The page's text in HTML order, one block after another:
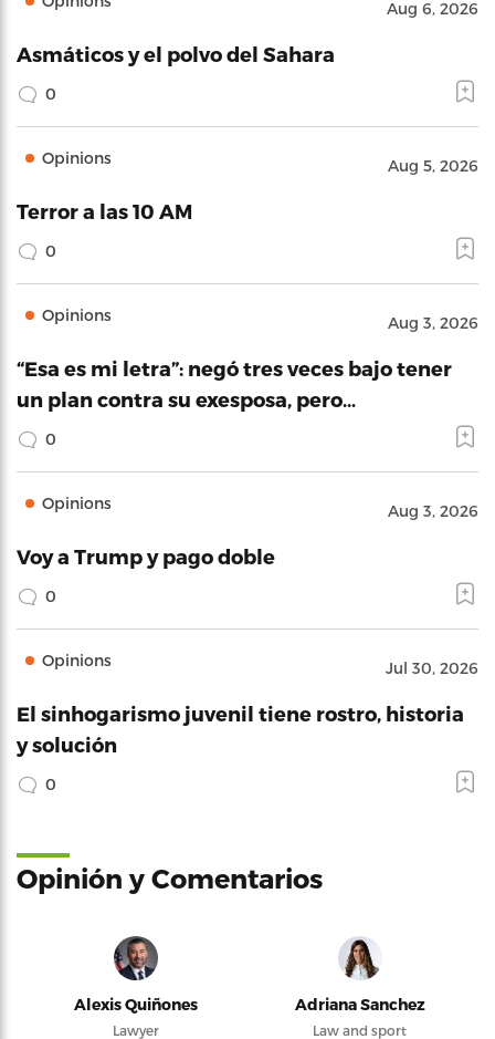
Aug 6, 2026
Asmáticos y el polvo del Sahara
0
Opinions Aug 5, 2026
Terror a las 10 AM
0
Opinions Aug 3, 2026
“Esa es mi letra”: negó tres veces bajo tener
un plan contra su exesposa, pero…
0
Opinions Aug 3, 2026
Voy a Trump y pago doble
0
Opinions Jul 30, 2026
El sinhogarismo juvenil tiene rostro, historia
y solución
0
Opinión y Comentarios
Alexis Quiñones
Lawyer
Adriana Sanchez
Law and sport